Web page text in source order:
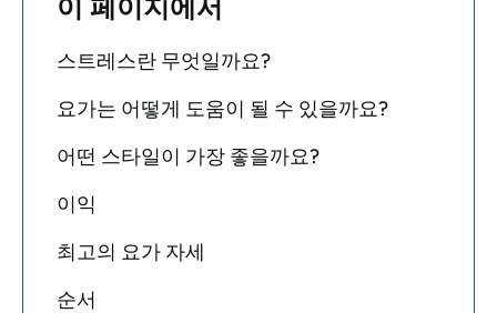
이 페이지에서
스트레스란 무엇일까요?
요가는 어떻게 도움이 될 수 있을까요?
어떤 스타일이 가장 좋을까요?
이익
최고의 요가 자세
순서